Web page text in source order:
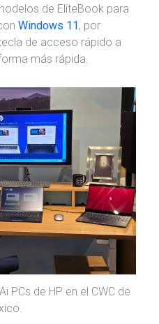
de EliteBook para
Windows 11 , por
de acceso rápido a
más rápida.
PCs de HP en el CWC de